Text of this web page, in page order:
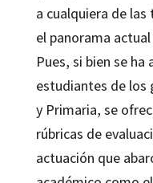
a cualquiera de
el panorama
Pues, si bien se
estudiantes de los
y Primaria, se
rúbricas de
actuación que